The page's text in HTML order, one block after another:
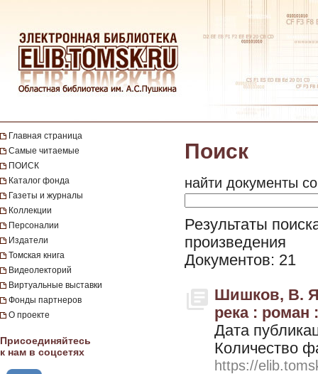
Главная страница
Самые читаемые
ПОИСК
Каталог фонда
Газеты и журналы
Коллекции
Персоналии
Издатели
Томская книга
Видеолекторий
Виртуальные выставки
Фонды партнеров
О проекте
Присоединяйтесь
к нам в соцсетях
Поиск
найти документы
Результаты
произведения
Документов: 21
Шишков, В.
река : роман
Дата
Количество
https://